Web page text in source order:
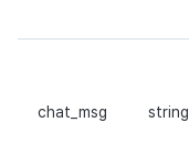
chat_msg string